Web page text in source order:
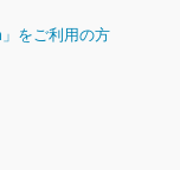
をご利用の方